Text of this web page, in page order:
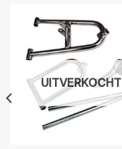
UITVERKOCHT